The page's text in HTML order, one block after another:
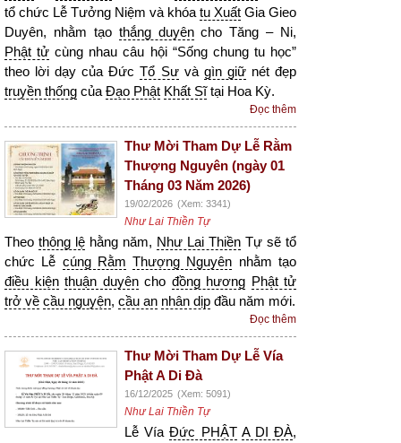
tổ chức Lễ Tưởng Niệm và khóa tu Xuất Gia Gieo
Duyên, nhằm tạo thắng duyêncho Tăng – Ni,
Phật tử cùng nhau câu hội “Sống chung tu học”
theo lời dạy của ĐứcTổ Sưvà gìn giữnét đẹp
truyền thống của Đạo Phật Khất Sĩtại Hoa Kỳ.
Đọc thêm
Thư Mời Tham Dự Lễ Rằm
Thượng Nguyên (ngày 01
Tháng 03 Năm 2026)
19/02/2026 (Xem: 3341)
Như Lai Thiền Tự
Theo thông lệ hằng năm, Như Lai Thiền Tự sẽ tổ
chức Lễ cúng Rằm Thượng Nguyên nhằm tạo
điều kiện thuận duyêncho đồng hương Phật tử
trở về cầu nguyện, cầu an nhân dịp đầu năm mới.
Đọc thêm
Thư Mời Tham Dự Lễ Vía
Phật A Di Đà
16/12/2025 (Xem: 5091)
Như Lai Thiền Tự
Lễ VíaĐức PHẬT A DI ĐÀ,